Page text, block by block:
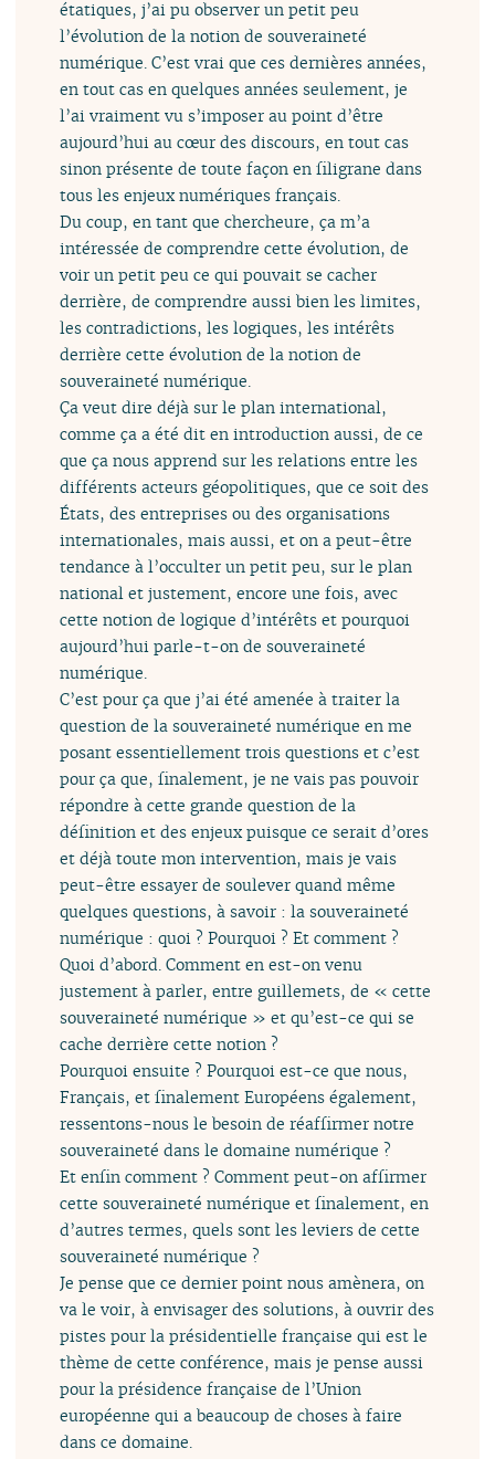
étatiques, j’ai pu observer un petit peu
l’évolution de la notion de souveraineté
numérique. C’est vrai que ces dernières années,
en tout cas en quelques années seulement, je
l’ai vraiment vu s’imposer au point d’être
aujourd’hui au cœur des discours, en tout cas
sinon présente de toute façon en filigrane dans
tous les enjeux numériques français.
Du coup, en tant que chercheure, ça m’a
intéressée de comprendre cette évolution, de
voir un petit peu ce qui pouvait se cacher
derrière, de comprendre aussi bien les limites,
les contradictions, les logiques, les intérêts
derrière cette évolution de la notion de
souveraineté numérique.
Ça veut dire déjà sur le plan international,
comme ça a été dit en introduction aussi, de ce
que ça nous apprend sur les relations entre les
différents acteurs géopolitiques, que ce soit des
États, des entreprises ou des organisations
internationales, mais aussi, et on a peut-être
tendance à l’occulter un petit peu, sur le plan
national et justement, encore une fois, avec
cette notion de logique d’intérêts et pourquoi
aujourd’hui parle-t-on de souveraineté
numérique.
C’est pour ça que j’ai été amenée à traiter la
question de la souveraineté numérique en me
posant essentiellement trois questions et c’est
pour ça que, finalement, je ne vais pas pouvoir
répondre à cette grande question de la
définition et des enjeux puisque ce serait d’ores
et déjà toute mon intervention, mais je vais
peut-être essayer de soulever quand même
quelques questions, à savoir : la souveraineté
numérique : quoi ? Pourquoi ? Et comment ?
Quoi d’abord. Comment en est-on venu
justement à parler, entre guillemets, de « cette
souveraineté numérique » et qu’est-ce qui se
cache derrière cette notion ?
Pourquoi ensuite ? Pourquoi est-ce que nous,
Français, et finalement Européens également,
ressentons-nous le besoin de réaffirmer notre
souveraineté dans le domaine numérique ?
Et enfin comment ? Comment peut-on affirmer
cette souveraineté numérique et finalement, en
d’autres termes, quels sont les leviers de cette
souveraineté numérique ?
Je pense que ce dernier point nous amènera, on
va le voir, à envisager des solutions, à ouvrir des
pistes pour la présidentielle française qui est le
thème de cette conférence, mais je pense aussi
pour la présidence française de l’Union
européenne qui a beaucoup de choses à faire
dans ce domaine.